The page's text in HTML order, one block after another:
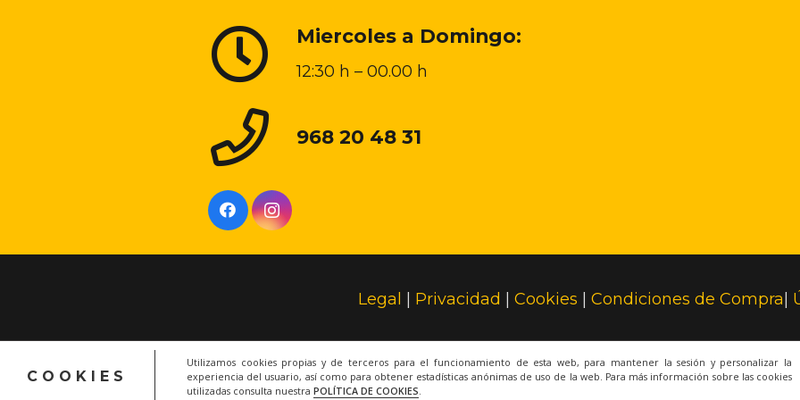
COOKIES
Utilizamos cookies propias y de terceros para el funcionamiento de esta web, para mantener la sesión y personalizar la
experiencia del usuario, así como para obtener estadísticas anónimas de uso de la web. Para más información sobre las cookies
utilizadas consulta nuestra POLÍTICA DE COOKIES
Miercoles a Domingo:
12:30 h – 00.00 h
968 20 48 31
Legal | Privacidad | Cookies | Condiciones de Compra|
© 2022 Todos los derechos reservados.